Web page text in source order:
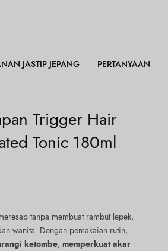
JASTIP JEPANG PERTANYAAN
Trigger Hair
Tonic 180ml
tanpa membuat rambut lepek,
wanita. Dengan pemakaian rutin,
ketombe, memperkuat akar